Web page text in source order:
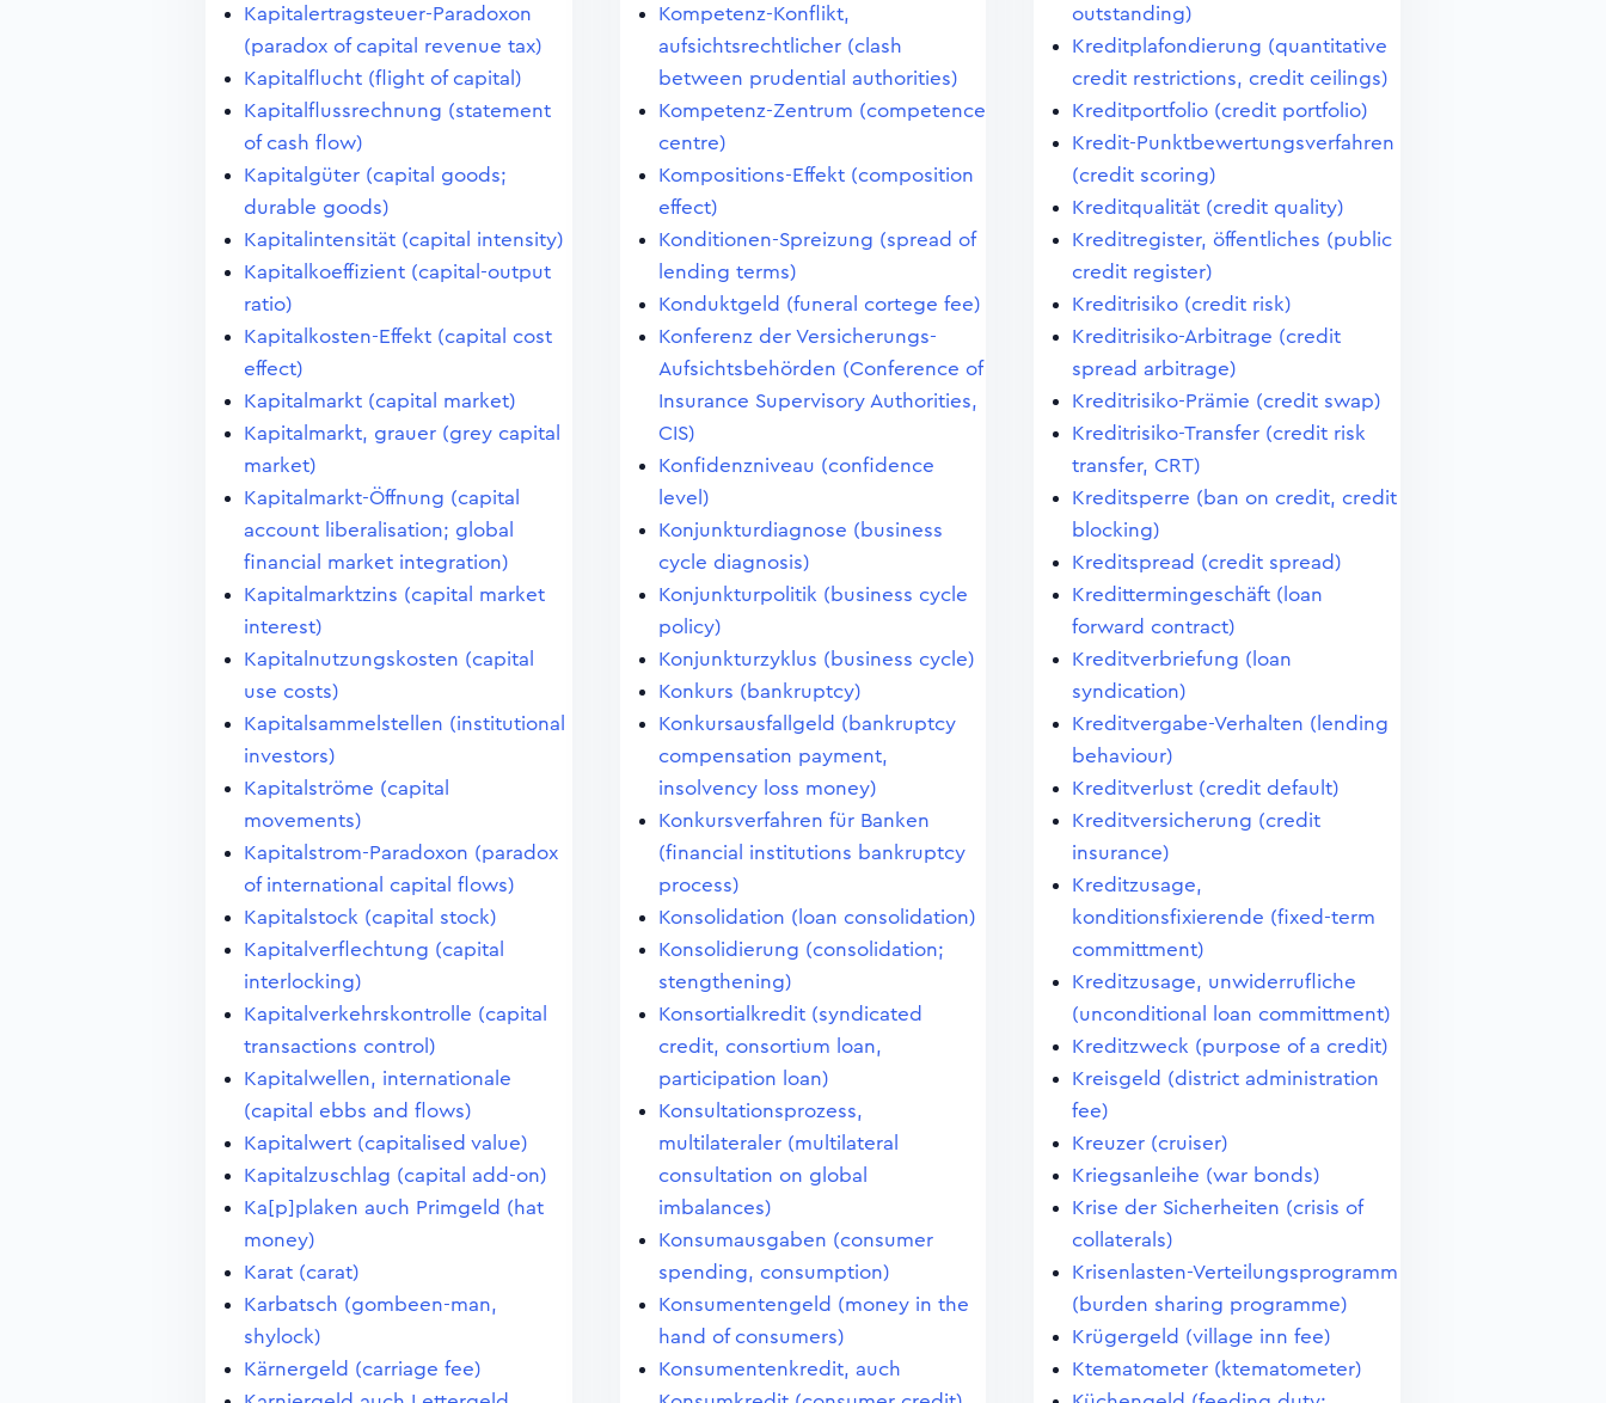
Kapitalertragsteuer-Paradoxon
(paradox of capital revenue tax)
Kapitalflucht (flight of capital)
Kapitalflussrechnung (statement
of cash flow)
Kapitalgüter (capital goods;
durable goods)
Kapitalintensität (capital intensity)
Kapitalkoeffizient (capital-output
ratio)
Kapitalkosten-Effekt (capital cost
effect)
Kapitalmarkt (capital market)
Kapitalmarkt, grauer (grey capital
market)
Kapitalmarkt-Öffnung (capital
account liberalisation; global
financial market integration)
Kapitalmarktzins (capital market
interest)
Kapitalnutzungskosten (capital
use costs)
Kapitalsammelstellen (institutional
investors)
Kapitalströme (capital
movements)
Kapitalstrom-Paradoxon (paradox
of international capital flows)
Kapitalstock (capital stock)
Kapitalverflechtung (capital
interlocking)
Kapitalverkehrskontrolle (capital
transactions control)
Kapitalwellen, internationale
(capital ebbs and flows)
Kapitalwert (capitalised value)
Kapitalzuschlag (capital add-on)
Ka[p]plaken auch Primgeld (hat
money)
Karat (carat)
Karbatsch (gombeen-man,
shylock)
Kärnergeld (carriage fee)
Kompetenz-Konflikt,
aufsichtsrechtlicher (clash
between prudential authorities)
Kompetenz-Zentrum (competence
centre)
Kompositions-Effekt (composition
effect)
Konditionen-Spreizung (spread of
lending terms)
Konduktgeld (funeral cortege fee)
Konferenz der Versicherungs-
Aufsichtsbehörden (Conference of
Insurance Supervisory Authorities,
CIS)
Konfidenzniveau (confidence
level)
Konjunkturdiagnose (business
cycle diagnosis)
Konjunkturpolitik (business cycle
policy)
Konjunkturzyklus (business cycle)
Konkurs (bankruptcy)
Konkursausfallgeld (bankruptcy
compensation payment,
insolvency loss money)
Konkursverfahren für Banken
(financial institutions bankruptcy
process)
Konsolidation (loan consolidation)
Konsolidierung (consolidation;
stengthening)
Konsortialkredit (syndicated
credit, consortium loan,
participation loan)
Konsultationsprozess,
multilateraler (multilateral
consultation on global
imbalances)
Konsumausgaben (consumer
spending, consumption)
Konsumentengeld (money in the
hand of consumers)
Konsumentenkredit, auch
outstanding)
Kreditplafondierung (quantitative
credit restrictions, credit ceilings)
Kreditportfolio (credit portfolio)
Kredit-Punktbewertungsverfahren
(credit scoring)
Kreditqualität (credit quality)
Kreditregister, öffentliches (public
credit register)
Kreditrisiko (credit risk)
Kreditrisiko-Arbitrage (credit
spread arbitrage)
Kreditrisiko-Prämie (credit swap)
Kreditrisiko-Transfer (credit risk
transfer, CRT)
Kreditsperre (ban on credit, credit
blocking)
Kreditspread (credit spread)
Kredittermingeschäft (loan
forward contract)
Kreditverbriefung (loan
syndication)
Kreditvergabe-Verhalten (lending
behaviour)
Kreditverlust (credit default)
Kreditversicherung (credit
insurance)
Kreditzusage,
konditionsfixierende (fixed-term
committment)
Kreditzusage, unwiderrufliche
(unconditional loan committment)
Kreditzweck (purpose of a credit)
Kreisgeld (district administration
fee)
Kreuzer (cruiser)
Kriegsanleihe (war bonds)
Krise der Sicherheiten (crisis of
collaterals)
Krisenlasten-Verteilungsprogramm
(burden sharing programme)
Krügergeld (village inn fee)
Ktematometer (ktematometer)